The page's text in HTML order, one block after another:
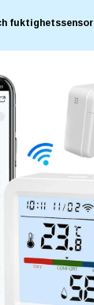
fuktighetssensor